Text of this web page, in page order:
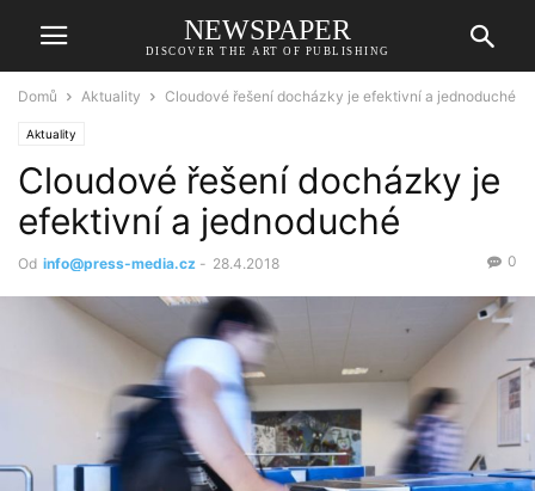
NEWSPAPER
DISCOVER THE ART OF PUBLISHING
Domů Aktuality Cloudové řešení docházky je efektivní a jednoduché
Aktuality
Cloudové řešení docházky je
efektivní a jednoduché
Od info@press-media.cz - 28.4.2018 0